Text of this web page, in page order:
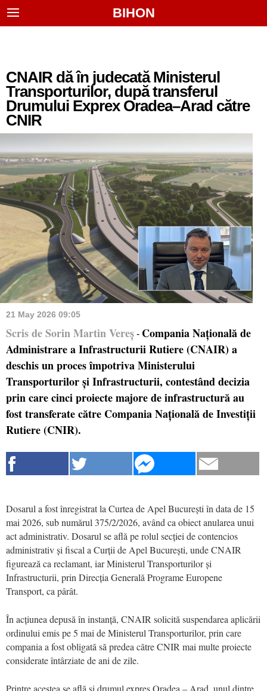
BIHON
CNAIR dă în judecată Ministerul
Transporturilor, după transferul
Drumului Exprex Oradea–Arad către
CNIR
21 May 2026 09:05
Scris de Sorin Martin Vereș - Compania Națională de
Administrare a Infrastructurii Rutiere (CNAIR) a
deschis un proces împotriva Ministerului
Transporturilor și Infrastructurii, contestând decizia
prin care cinci proiecte majore de infrastructură au
fost transferate către Compania Națională de Investiții
Rutiere (CNIR).
Dosarul a fost înregistrat la Curtea de Apel București în data de 15
mai 2026, sub numărul 375/2/2026, având ca obiect anularea unui
act administrativ. Dosarul se află pe rolul secției de contencios
administrativ și fiscal a Curții de Apel București, unde CNAIR
figurează ca reclamant, iar Ministerul Transporturilor și
Infrastructurii, prin Direcția Generală Programe Europene
Transport, ca pârât.
În acțiunea depusă în instanță, CNAIR solicită suspendarea aplicării
ordinului emis pe 5 mai de Ministerul Transporturilor, prin care
compania a fost obligată să predea către CNIR mai multe proiecte
considerate întârziate de ani de zile.
Printre acestea se află și drumul expres Oradea – Arad, unul dintre